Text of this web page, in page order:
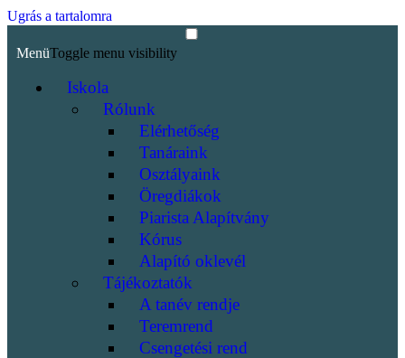
Ugrás a tartalomra
MenüToggle menu visibility
Iskola
Rólunk
Elérhetőség
Tanáraink
Osztályaink
Öregdiákok
Piarista Alapítvány
Kórus
Alapító oklevél
Tájékoztatók
A tanév rendje
Teremrend
Csengetési rend